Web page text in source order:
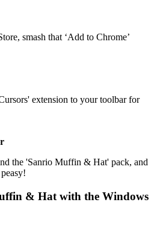
smash that ‘Add to Chrome’
extension to your toolbar for
the 'Sanrio Muffin & Hat' pack, and
& Hat with the Windows